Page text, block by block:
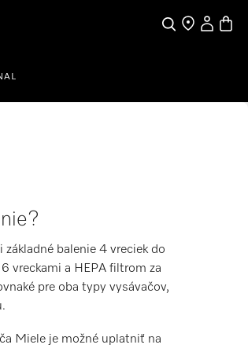
HľadaťNájditeMôj účet
balenie 4 vreciek do
vreckami a HEPA filtrom za
pre oba typy vysávačov,
Miele je možné uplatniť na